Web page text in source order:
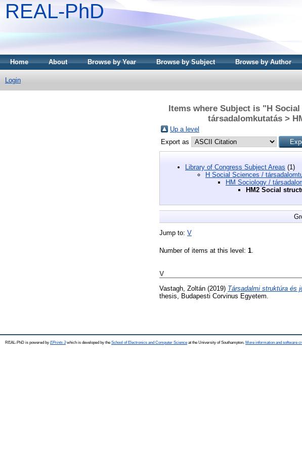
REAL-PhD
Home About Browse by Year Browse by Subject Browse by Author
Login
Items where Subject is "H
társadalomkutatás >
Up a level
Export as
Library of Congress Subject Areas (1)
H Social Sciences /
HM Sociology /
HM2 Social
Jump to: V
Number of items at this level: 1.
V
Vastagh, Zoltán (2019) Társadalmi struktúra és
thesis, Budapesti Corvinus Egyetem.
REAL-PhD is powered by EPrints 3which is developed by the School of Electronics and Computer Science at the University of Southampton. More information and software